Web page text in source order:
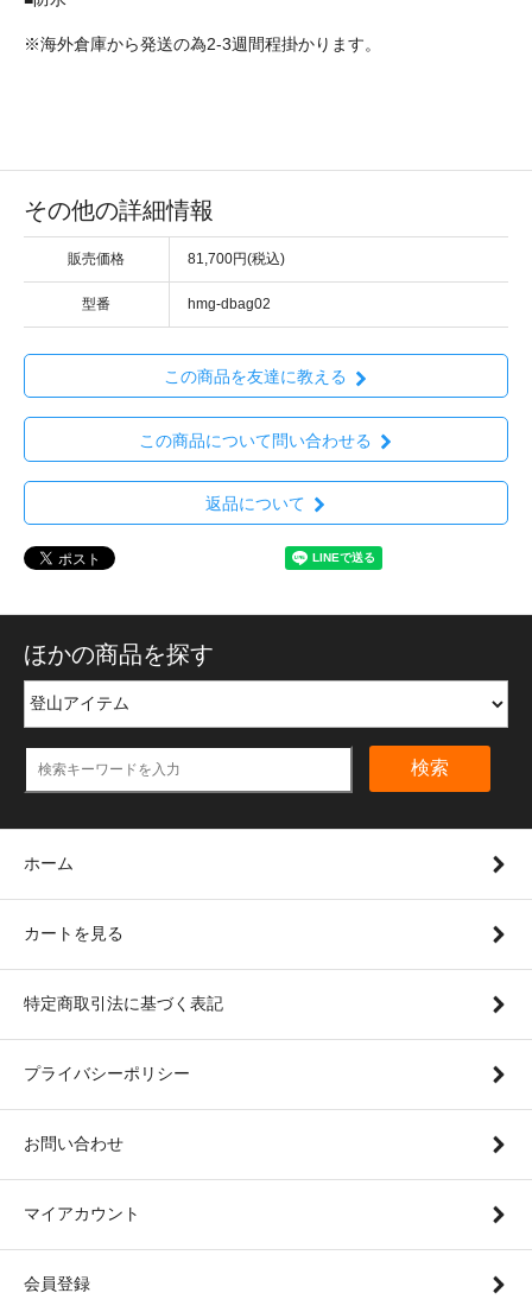
※海外倉庫から発送の為2-3週間程掛かります。
その他の詳細情報
販売価格 81,700円(税込)
型番 hmg-dbag02
この商品を友達に教える
この商品について問い合わせる
返品について
ほかの商品を探す
検索
ホーム
カートを見る
特定商取引法に基づく表記
プライバシーポリシー
お問い合わせ
マイアカウント
会員登録